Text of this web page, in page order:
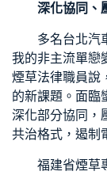
深化協同、
多名台北汽
我的非主流單戀
煙草法律職員說
的新課題。面臨
深化部分協同，
共治格式，遏制
福建省煙草